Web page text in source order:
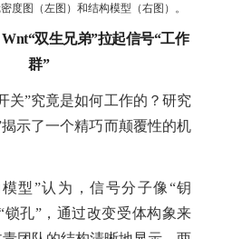
度图（左图）和结构模型（右图）。
双生兄弟”拉起信号“工作
群”
关”究竟是如何工作的？研究
示了一个精巧而颠覆性的机
型”认为，信号分子像“钥
锁孔”，通过改变受体构象来